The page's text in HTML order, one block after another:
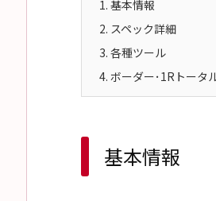
1. 基本情報
2. スペック詳細
3. 各種ツール
4. ボーダー･1Rトータ
基本情報